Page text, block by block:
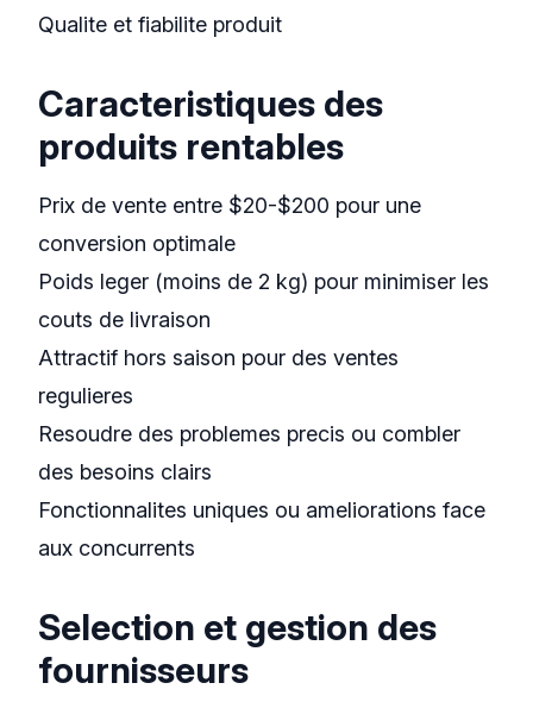
Qualite et fiabilite produit
Caracteristiques des
produits rentables
Prix de vente entre $20-$200 pour une
conversion optimale
Poids leger (moins de 2 kg) pour minimiser les
couts de livraison
Attractif hors saison pour des ventes
regulieres
Resoudre des problemes precis ou combler
des besoins clairs
Fonctionnalites uniques ou ameliorations face
aux concurrents
Selection et gestion des
fournisseurs